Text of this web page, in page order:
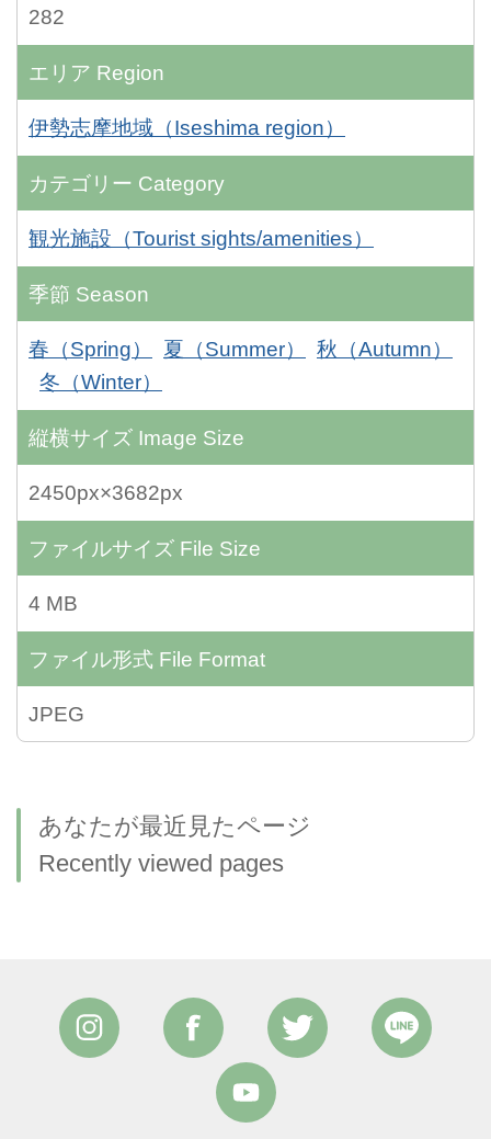
282
エリア Region
伊勢志摩地域（Iseshima region）
カテゴリー Category
観光施設（Tourist sights/amenities）
季節 Season
春（Spring） 夏（Summer）
秋（Autumn）
冬（Winter）
縦横サイズ Image Size
2450px×3682px
ファイルサイズ File Size
4 MB
ファイル形式 File Format
JPEG
あなたが最近見たページ
Recently viewed pages